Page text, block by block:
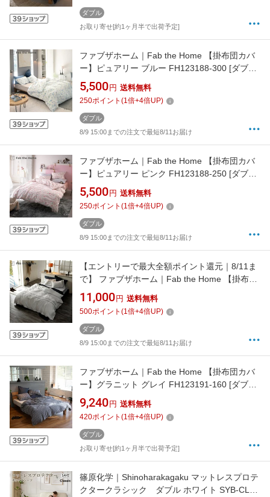
ダブル
お取り寄せ[約1ヶ月半で出荷予定]
ファブザホーム｜Fab the Home 【掛布団カバ
ー】ピュアリー ブルー FH123188-300 [ダブル
サイズ]
5,500 円 送料無料
250ポイント (1倍+4倍UP)
ダブル
8/9 15:00までの注文で最短8/11お届け
ファブザホーム｜Fab the Home 【掛布団カバ
ー】ピュアリー ピンク FH123188-250 [ダブル
サイズ]
5,500 円 送料無料
250ポイント (1倍+4倍UP)
ダブル
8/9 15:00までの注文で最短8/11お届け
【エントリーで最大全額ポイント還元｜8/11ま
で】 ファブザホーム｜Fab the Home 【掛布団
カバー】ソワレ ネイビー FH123863-310 [ダブ
ルサイズ]
11,000 円 送料無料
500ポイント (1倍+4倍UP)
ダブル
8/9 15:00までの注文で最短8/11お届け
ファブザホーム｜Fab the Home 【掛布団カバ
ー】グラニット グレイ FH123191-160 [ダブル
サイズ]
9,240 円 送料無料
420ポイント (1倍+4倍UP)
ダブル
お取り寄せ[約1ヶ月半で出荷予定]
篠原化学｜Shinoharakagaku マットレスプロテ
クタークラシック ダブル ホワイト SYB-CL-